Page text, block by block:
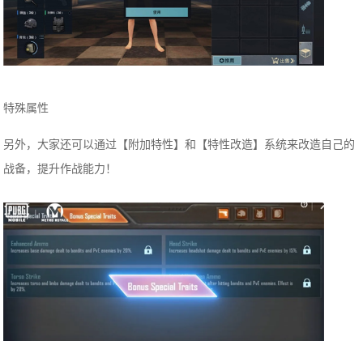
特殊属性
另外，大家还可以通过【附加特性】和【特性改造】系统来改造自己的
战备，提升作战能力！